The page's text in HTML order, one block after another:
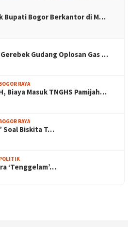
Bupati Bogor Berkantor di M…
Gudang Oplosan Gas …
RAYA
Biaya Masuk TNGHS Pamijah…
RAYA
Soal Biskita T…
‘Tenggelam’…